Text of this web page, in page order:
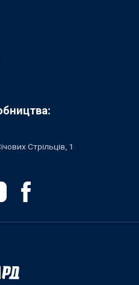
Стрільців, 1